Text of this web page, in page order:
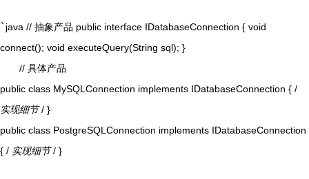
` java // 抽象产品 public interface IDatabaseConnection { void
connect(); void executeQuery(String sql); }
// 具体产品
public class MySQLConnection implements IDatabaseConnection { /
实现细节/ }
public class PostgreSQLConnection implements IDatabaseConnection
{ / 实现细节/ }